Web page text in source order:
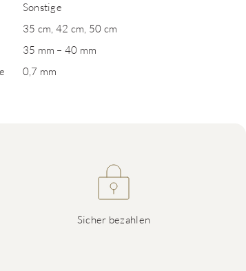
Sonstige
35 cm, 42 cm, 50 cm
35 mm – 40 mm
0,7 mm
Sicher bezahlen